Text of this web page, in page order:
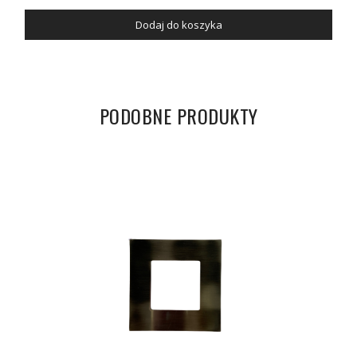
Dodaj do koszyka
PODOBNE PRODUKTY